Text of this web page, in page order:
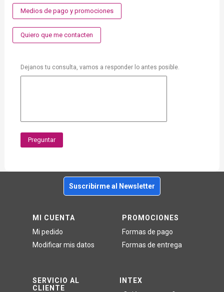
Medios de pago y promociones
Quiero que me contacten
Dejanos tu consulta, vamos a responder lo antes posible.
Preguntar
Suscribirme al Newsletter
MI CUENTA
Mi pedido
Modificar mis datos
SERVICIO AL
CLIENTE
PROMOCIONES
Formas de pago
Formas de entrega
INTEX